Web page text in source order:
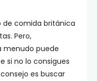
de comida británica
Pero,
menudo puede
si no lo consigues
es buscar